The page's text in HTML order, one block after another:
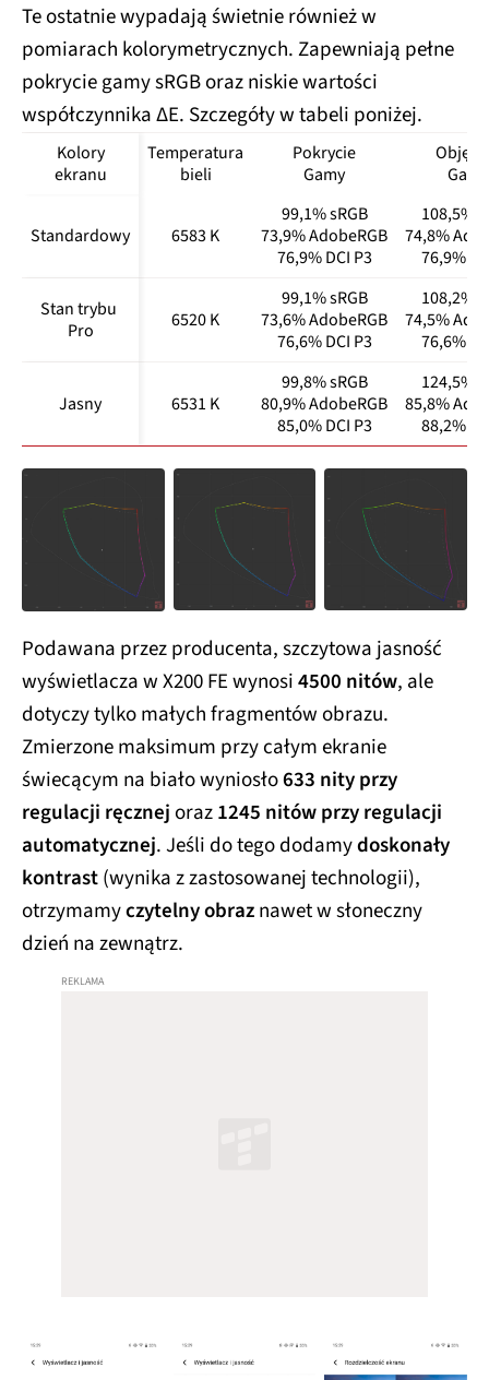
Te ostatnie wypadają świetnie również w
pomiarach kolorymetrycznych. Zapewniają pełne
pokrycie gamy sRGB oraz niskie wartości
współczynnika ΔE. Szczegóły w tabeli poniżej.
Kolory
ekranu
Temperatura
bieli
Pokrycie
Gamy
Gamy
Standardowy 6583 K
99,1% sRGB
73,9% AdobeRGB
76,9% DCI P3
108,5%
74,8%
76,9%
Stan trybu
Pro
6520 K
99,1% sRGB
73,6% AdobeRGB
76,6% DCI P3
108,2%
74,5%
76,6%
Jasny 6531 K
99,8% sRGB
80,9% AdobeRGB
85,0% DCI P3
124,5%
85,8%
88,2%
Podawana przez producenta, szczytowa jasność
wyświetlacza w X200 FE wynosi4500 nitów, ale
dotyczy tylko małych fragmentów obrazu.
Zmierzone maksimum przy całym ekranie
świecącym na biało wyniosło633 nity przy
regulacji ręcznejoraz1245 nitów przy regulacji
automatycznej. Jeśli do tego dodamydoskonały
kontrast(wynika z zastosowanej technologii),
otrzymamyczytelny obraznawet w słoneczny
dzień na zewnątrz.